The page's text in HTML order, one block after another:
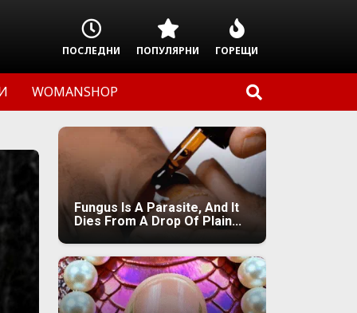
ПОСЛЕДНИ ПОПУЛЯРНИ ГОРЕЩИ
WOMANSHOP
Fungus Is A Parasite, And It
Dies From A Drop Of Plain...